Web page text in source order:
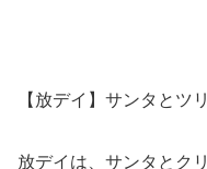
【放デイ】サンタとツ
放デイは、サンタとク